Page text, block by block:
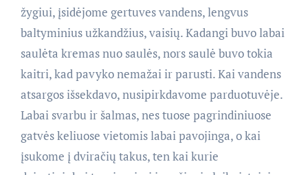
žygiui, įsidėjome gertuves vandens, lengvus
baltyminius užkandžius, vaisių. Kadangi buvo labai
saulėta kremas nuo saulės, nors saulė buvo tokia
kaitri, kad pavyko nemažai ir parusti. Kai vandens
atsargos išsekdavo, nusipirkdavome parduotuvėje.
Labai svarbu ir šalmas, nes tuose pagrindiniuose
gatvės keliuose vietomis labai pavojinga, o kai
įsukome į dviračių takus, ten kai kurie